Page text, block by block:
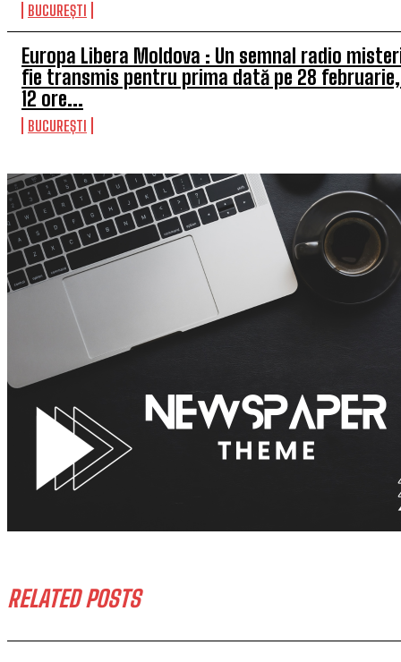
BUCUREȘTI
Europa Libera Moldova : Un semnal radio
fie transmis pentru prima dată pe 28
12 ore...
BUCUREȘTI
RELATED POSTS